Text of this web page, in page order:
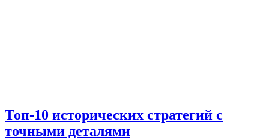
Топ-10 исторических стратегий с
точными деталями